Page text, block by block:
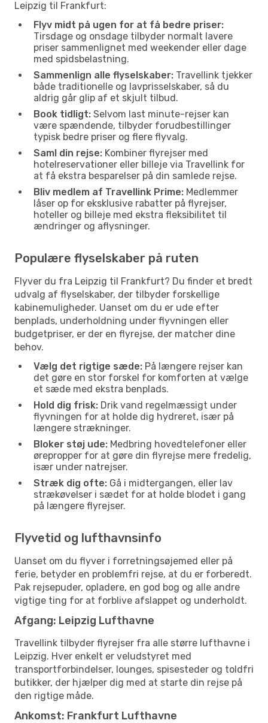
Leipzig til Frankfurt:
Flyv midt på ugen for at få bedre priser:
Tirsdage og onsdage tilbyder normalt lavere
priser sammenlignet med weekender eller dage
med spidsbelastning.
Sammenlign alle flyselskaber: Travellink tjekker
både traditionelle og lavprisselskaber, så du
aldrig går glip af et skjult tilbud.
Book tidligt: Selvom last minute-rejser kan
være spændende, tilbyder forudbestillinger
typisk bedre priser og flere flyvalg.
Saml din rejse: Kombiner flyrejser med
hotelreservationer eller billeje via Travellink for
at få ekstra besparelser på din samlede rejse.
Bliv medlem af Travellink Prime: Medlemmer
låser op for eksklusive rabatter på flyrejser,
hoteller og billeje med ekstra fleksibilitet til
ændringer og aflysninger.
Populære flyselskaber på ruten
Flyver du fra Leipzig til Frankfurt? Du finder et bredt
udvalg af flyselskaber, der tilbyder forskellige
kabinemuligheder. Uanset om du er ude efter
benplads, underholdning under flyvningen eller
budgetpriser, er der en flyrejse, der matcher dine
behov.
Vælg det rigtige sæde: På længere rejser kan
det gøre en stor forskel for komforten at vælge
et sæde med ekstra benplads.
Hold dig frisk: Drik vand regelmæssigt under
flyvningen for at holde dig hydreret, især på
længere strækninger.
Bloker støj ude: Medbring hovedtelefoner eller
ørepropper for at gøre din flyrejse mere fredelig,
især under natrejser.
Stræk dig ofte: Gå i midtergangen, eller lav
strækøvelser i sædet for at holde blodet i gang
på længere flyrejser.
Flyvetid og lufthavnsinfo
Uanset om du flyver i forretningsøjemed eller på
ferie, betyder en problemfri rejse, at du er forberedt.
Pak rejsepuder, opladere, en god bog og alle andre
vigtige ting for at forblive afslappet og underholdt.
Afgang: Leipzig Lufthavne
Travellink tilbyder flyrejser fra alle større lufthavne i
Leipzig. Hver enkelt er veludstyret med
transportforbindelser, lounges, spisesteder og toldfri
butikker, der hjælper dig med at starte din rejse på
den rigtige måde.
Ankomst: Frankfurt Lufthavne